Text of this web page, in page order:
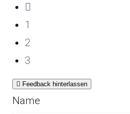
1
2
3
Feedback hinterlassen
Name